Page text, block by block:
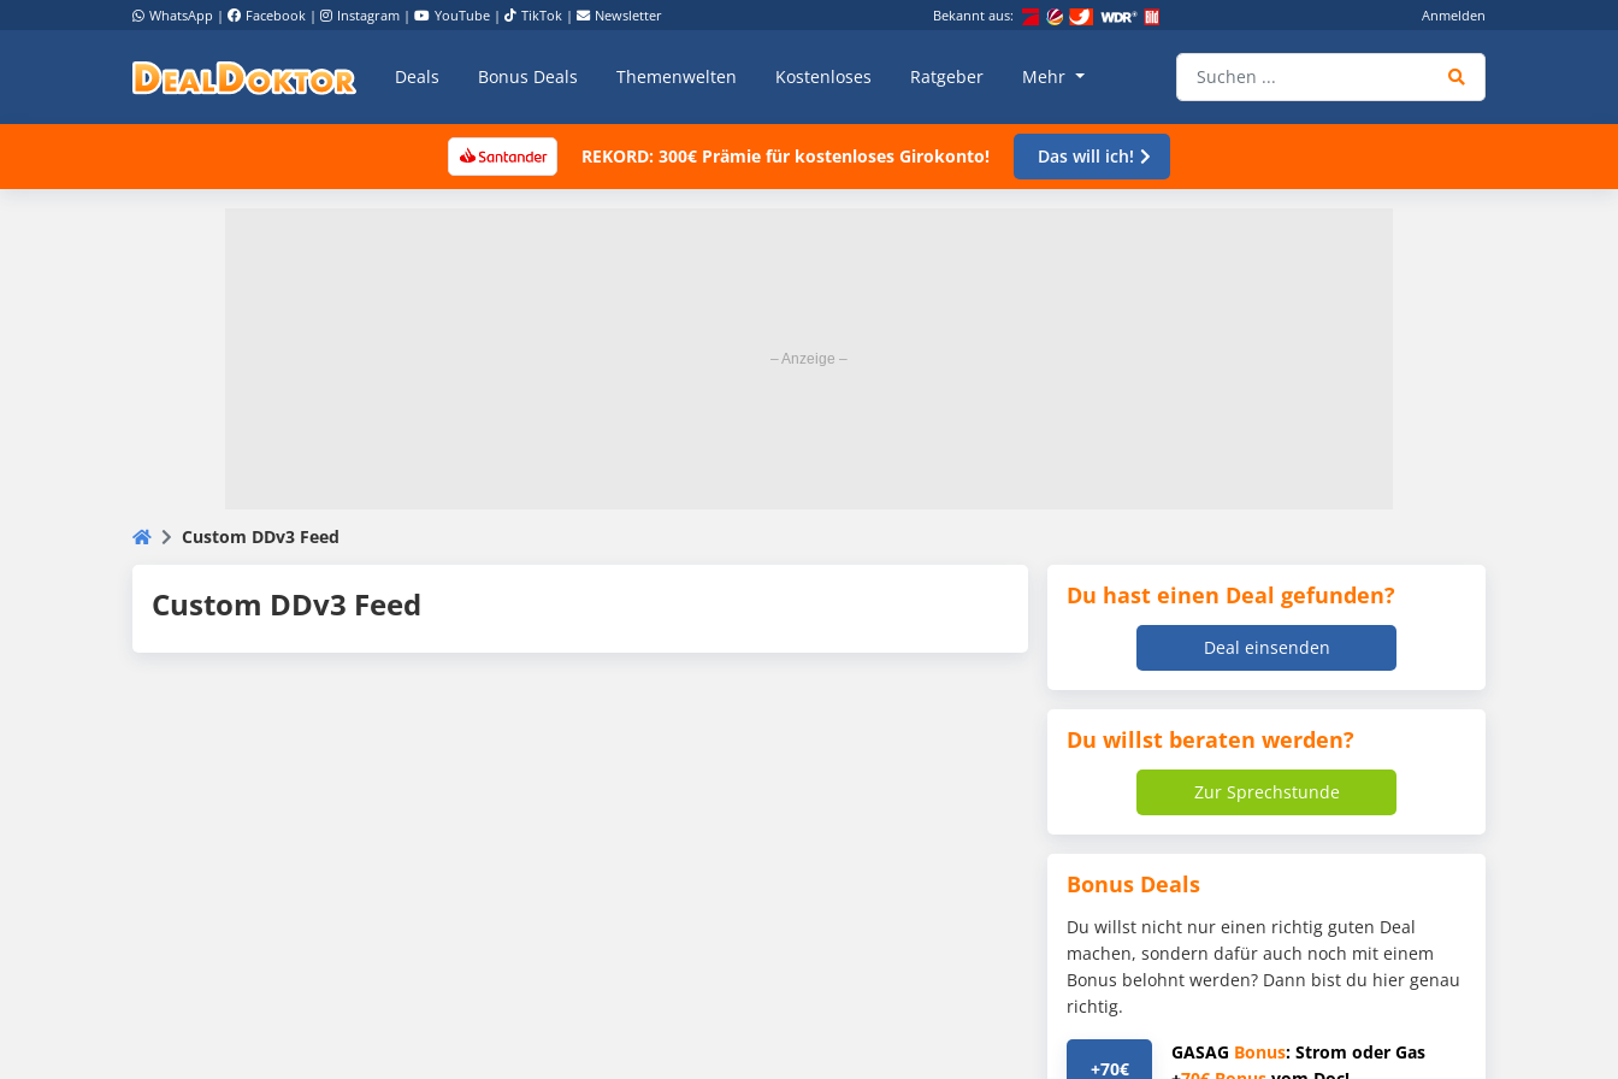
WhatsApp | Facebook | Instagram | YouTube | TikTok | Newsletter Bekannt aus: Anmelden
Deals Bonus Deals Themenwelten Kostenloses Ratgeber Mehr
REKORD: 300€ Prämie für kostenloses Girokonto! Das will ich!
Custom DDv3 Feed
Custom DDv3 Feed Du hast einen Deal gefunden?
Deal einsenden
Du willst beraten werden?
Zur Sprechstunde
Bonus Deals
Du willst nicht nur einen richtig guten Deal
machen, sondern dafür auch noch mit einem
Bonus belohnt werden? Dann bist du hier genau
richtig.
+70€
GASAG Bonus: Strom oder Gas